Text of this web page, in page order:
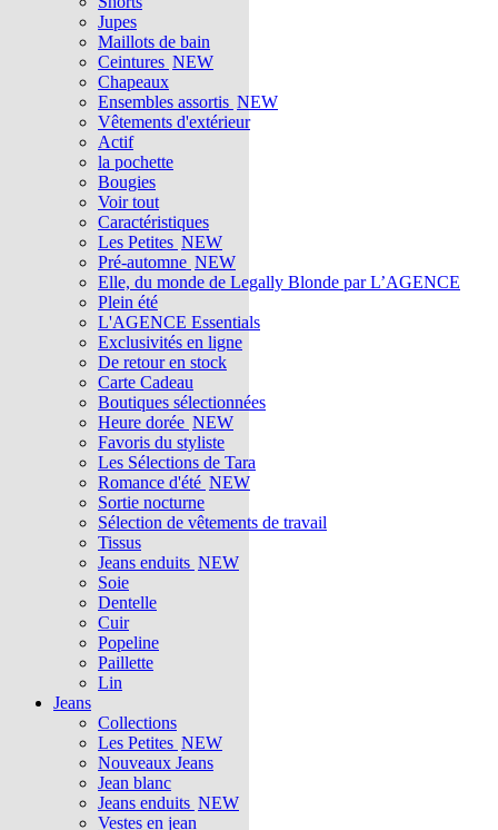
Jupes
Maillots de bain
Ceintures NEW
Chapeaux
Ensembles assortis NEW
Vêtements d'extérieur
Actif
la pochette
Bougies
Voir tout
Caractéristiques
Les Petites NEW
Pré-automne NEW
Elle, du monde de Legally Blonde par L’AGENCE
Plein été
L'AGENCE Essentials
Exclusivités en ligne
De retour en stock
Carte Cadeau
Boutiques sélectionnées
Heure dorée NEW
Favoris du styliste
Les Sélections de Tara
Romance d'été NEW
Sortie nocturne
Sélection de vêtements de travail
Tissus
Jeans enduits NEW
Soie
Dentelle
Cuir
Popeline
Paillette
Lin
Jeans
Collections
Les Petites NEW
Nouveaux Jeans
Jean blanc
Jeans enduits NEW
Vestes en jean